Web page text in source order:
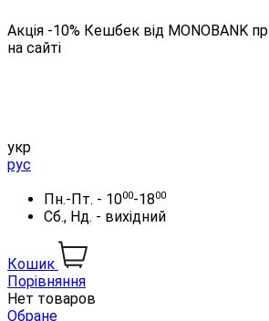
Акція -10% Кешбек від MONOBANK
на сайті
укр
рус
Пн.-Пт. - 1000-1800
Сб., Нд. - вихідний
Кошик
Порівняння
Нет товаров
Обране